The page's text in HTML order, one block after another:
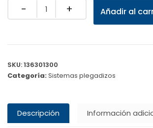
Quantity Añadir al
SKU:136301300
Categoría:Sistemas plegadizos
Descripción Información